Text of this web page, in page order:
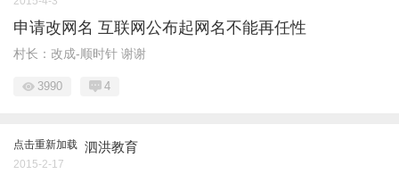
申请改网名 互联网公布起网名不能再任性
村长：改成-顺时针 谢谢
3990 4
点击重新加载 泗洪教育
2015-2-17